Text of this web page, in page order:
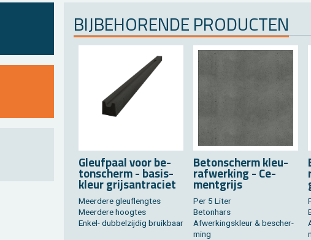
BIJ­BE­HO­REN­DE PRO­DUC­TEN
Gleuf­paal voor be­
ton­scherm - ba­sis­
kleur grijsan­tra­ciet
Meer­de­re gleu­fleng­tes
Meer­de­re hoog­tes
Enkel- dub­bel­zij­dig bruik­baar
Be­ton­scherm kleu­
raf­wer­king - Ce­
ment­grijs
Per 5 Liter
Be­ton­hars
Af­wer­kings­kleur & be­scher­
ming